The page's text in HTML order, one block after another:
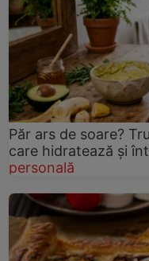
Păr ars de soare?
care hidratează și
personală